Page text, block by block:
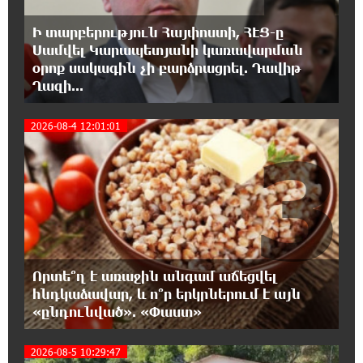
Ադրբեջանցիների բնակեցումը
Հայաստանում լուրջ վտանգներ է
պարունակում. Ավետիք Չալաբյան
17:28:45 8-08-2026
WCC-ն արձագանքել է Հայ Եկեղեցու շուրջ
ստեղծված իրավիճակին
16:58:38 8-08-2026
«Շտապ հաստատեք քարտի տվյալները»․
IDBank-ը զգուշացնում է հյուրանոցների
ամրագրման հետ կապված զեղծարարությունների մասին
16:29:54 8-08-2026
Մհեր Անանյանն ընդգրկվել է Յունիբանկի
Վարչության կազմում
16:05:54 8-08-2026
Ի տարբերություն Հայփոստի, ՀԷՑ-ը
Սամվել Կարապետյանի կառավարման
օրոք սակագին չի բարձրացրել. Դավիթ
Ղազի...
2026-08-4 12:01:01
Որտե՞ղ է առաջին անգամ աճեցվել
հնդկաձավար, և ո՞ր երկրներում է այն
«ընդունված». «Փաստ»
3
2026-08-5 10:29:47